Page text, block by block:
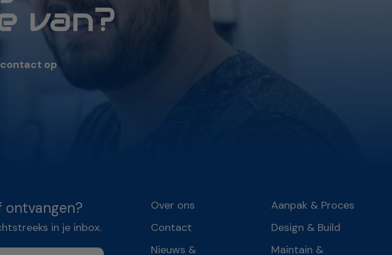
van?
op
ontvangen?
in je inbox.
Over ons
Contact
Nieuws &
Aanpak & Proces
Design & Build
Maintain &